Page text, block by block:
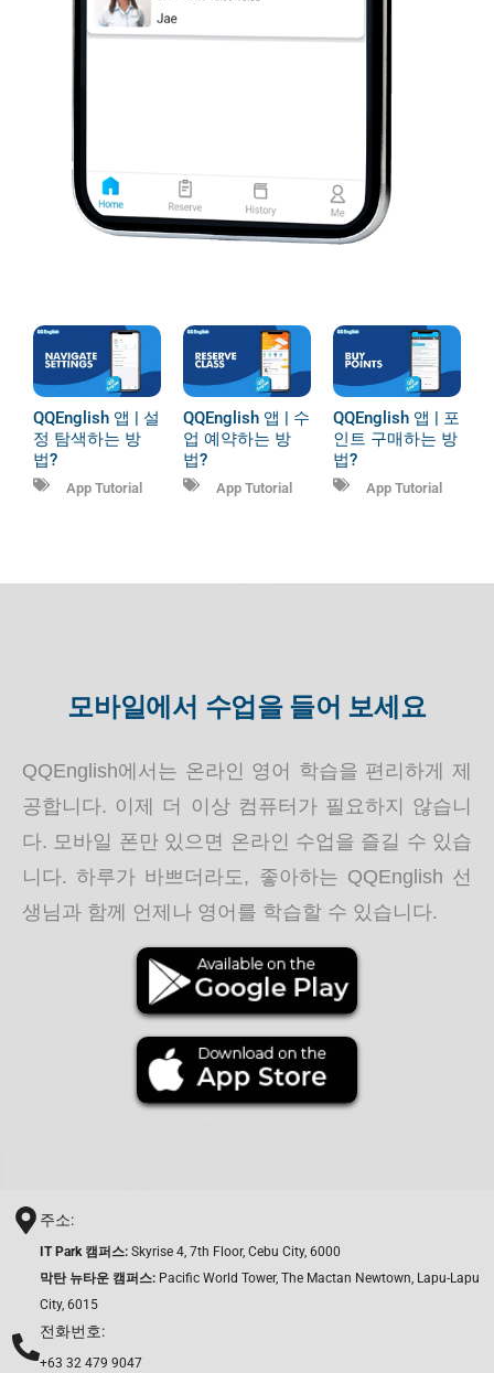
QQEnglish 앱 | 설
정 탐색하는 방
법?
App Tutorial
QQEnglish 앱 | 수
업 예약하는 방
법?
App Tutorial
QQEnglish 앱 | 포
인트 구매하는 방
법?
App Tutorial
모바일에서 수업을 들어 보세요
QQEnglish에서는 온라인 영어 학습을 편리하게 제
공합니다. 이제 더 이상 컴퓨터가 필요하지 않습니
다. 모바일 폰만 있으면 온라인 수업을 즐길 수 있습
니다. 하루가 바쁘더라도, 좋아하는 QQEnglish 선
생님과 함께 언제나 영어를 학습할 수 있습니다.
주소:
IT Park 캠퍼스: Skyrise 4, 7th Floor, Cebu City, 6000
막탄 뉴타운 캠퍼스: Pacific World Tower, The Mactan Newtown, Lapu-Lapu
City, 6015
전화번호:
+63 32 479 9047